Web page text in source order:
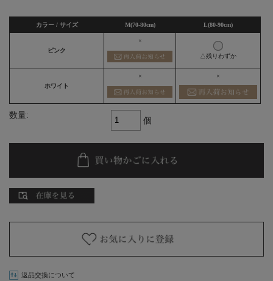
カラー / サイズ M(70-80cm) L(80-90cm)
ピンク
×
△残りわずか
ホワイト
× ×
数量:
個
返品交換について